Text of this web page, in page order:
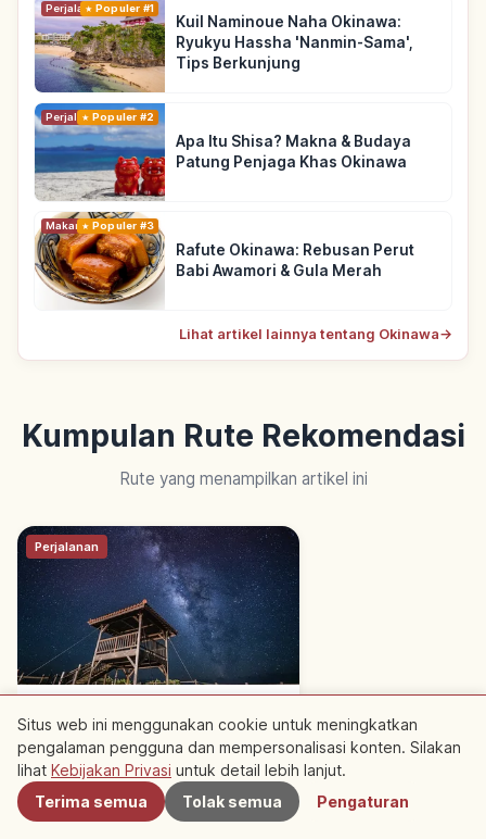
PerjalananPopuler #1
Kuil Naminoue Naha Okinawa:
Ryukyu Hassha 'Nanmin-Sama',
Tips Berkunjung
PerjalananPopuler #2
Apa Itu Shisa? Makna & Budaya
Patung Penjaga Khas Okinawa
MakananPopuler #3
Rafute Okinawa: Rebusan Perut
Babi Awamori & Gula Merah
Lihat artikel lainnya tentang Okinawa→
Kumpulan Rute Rekomendasi
Rute yang menampilkan artikel ini
Perjalanan
Okinawa | Malam di Pulau
Terpencil
Terdekat
Situs web ini menggunakan cookie untuk meningkatkan
pengalaman pengguna dan mempersonalisasi konten. Silakan
lihat Kebijakan Privasi untuk detail lebih lanjut.
Terima semua
Tolak semua Pengaturan